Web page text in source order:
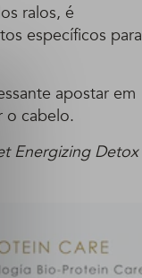
ralos, é
específicos para
apostar em
o cabelo.
Energizing Detox